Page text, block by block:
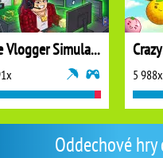
Oddechové
Idle Vlogger Simulator
5 988x